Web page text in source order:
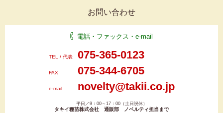
お問い合わせ
電話・ファックス・e-mail
TEL / 代表 075-365-0123
FAX 075-344-6705
e-mail novelty@takii.co.jp
平日／9：00～17：00（土日祝休）
タキイ種苗株式会社 通販部 ノベルティ担当まで